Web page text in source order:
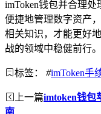
imToken钱包并合理处
便捷地管理数字资产
相关知识，才能更好
战的领域中稳健前行。
标签： #imToken手
上一篇imtoken钱包